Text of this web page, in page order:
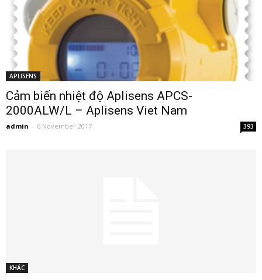
APLISENS
Cảm biến nhiệt độ Aplisens APCS-
2000ALW/L – Aplisens Viet Nam
admin - 6 November 2017 393
KHÁC